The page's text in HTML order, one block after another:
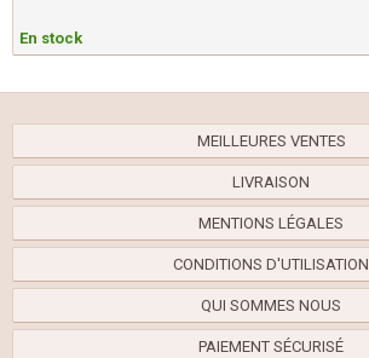
En stock
MEILLEURES VENTES
LIVRAISON
MENTIONS LÉGALES
CONDITIONS D'UTILISATION
QUI SOMMES NOUS
PAIEMENT SÉCURISÉ